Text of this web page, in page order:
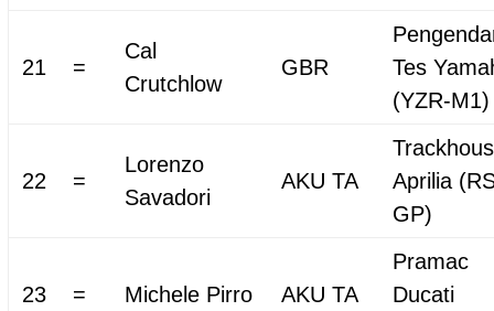
21 =
Cal
Crutchlow
GBR
Tes
(YZR-M1)
22 =
Lorenzo
Savadori
AKU TA
Aprilia
GP)
23 = Michele Pirro AKU TA
Pramac
Ducati